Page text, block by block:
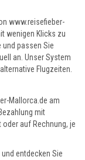
www.reisefieber-
wenigen Klicks zu
und passen Sie
an. Unser System
Flugzeiten.
Mallorca.de am
mit
auf Rechnung, je
entdecken Sie